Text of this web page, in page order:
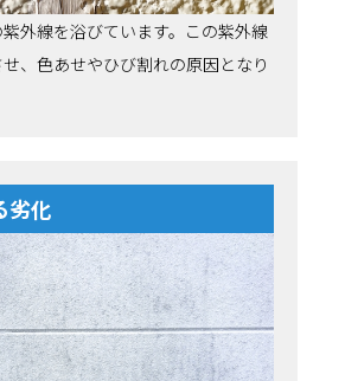
外線を浴びています。この紫外線
、色あせやひび割れの原因となり
劣化